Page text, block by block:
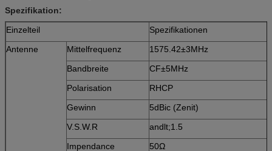
Spezifikation:
Einzelteil
Spezifikationen
Antenne
Mittelfrequenz
1575.42±3MHz
Bandbreite
CF±5MHz
Polarisation
RHCP
Gewinn
5dBic (Zenit)
V.S.W.R
andlt;1.5
Impendance
50Ω